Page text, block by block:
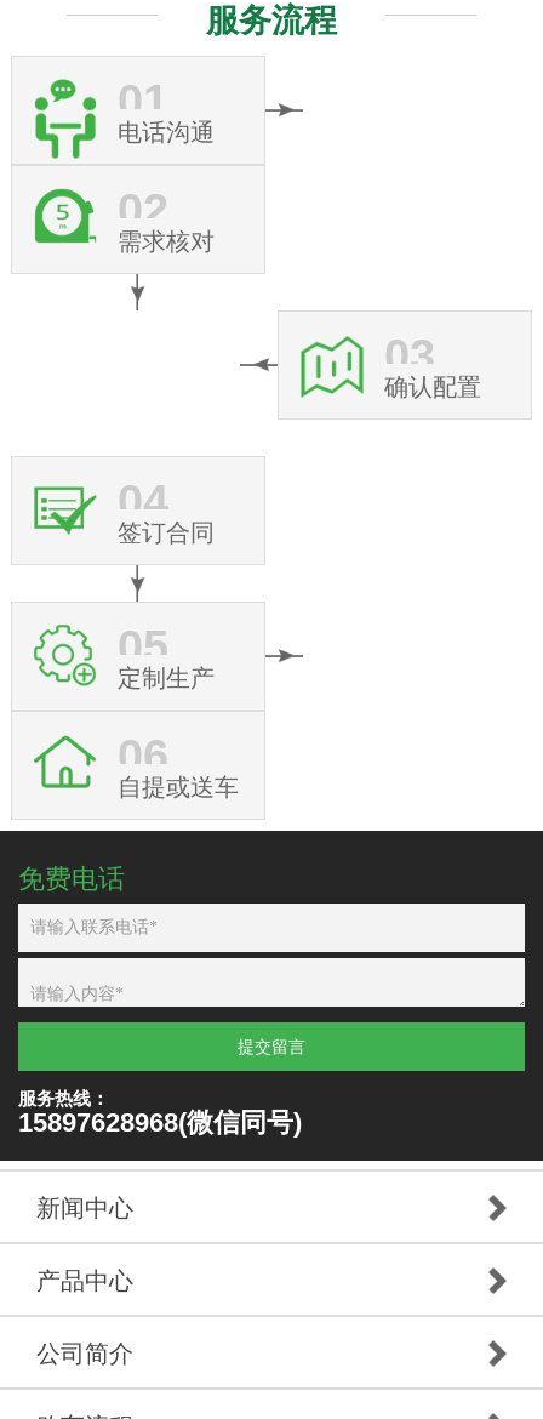
服务流程
01
电话沟通
02
需求核对
03
确认配置
04
签订合同
05
定制生产
06
自提或送车
免费电话
提交留言
服务热线：
15897628968(微信同号)
新闻中心
产品中心
公司简介